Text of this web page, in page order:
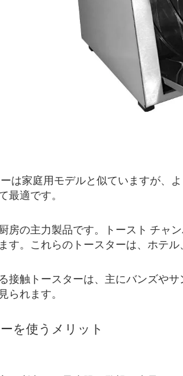
は家庭用モデルと似ていますが、
最適です。
房の主力製品です。トースト チャ
す。これらのトースターは、ホテ
接触トースターは、主にバンズや
られます。
を使うメリット